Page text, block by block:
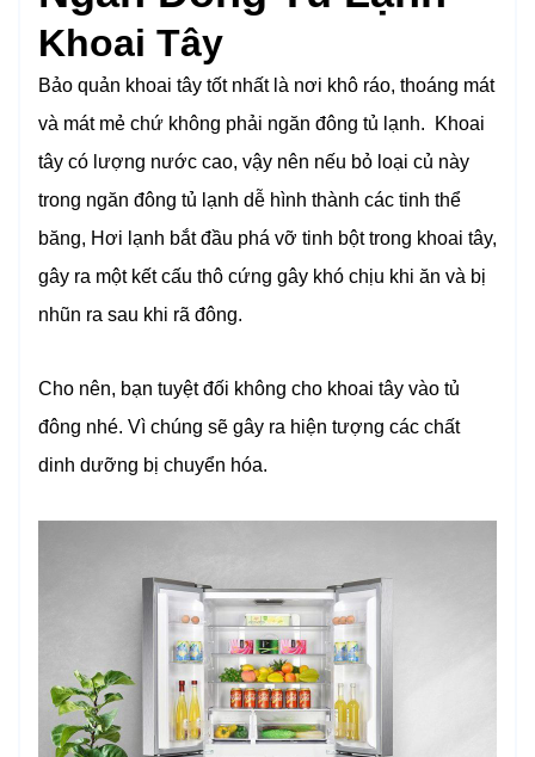
Khoai Tây
Bảo quản khoai tây tốt nhất là nơi khô ráo, thoáng mát
và mát mẻ chứ không phải ngăn đông tủ lạnh. Khoai
tây có lượng nước cao, vậy nên nếu bỏ loại củ này
trong ngăn đông tủ lạnh dễ hình thành các tinh thể
băng, Hơi lạnh bắt đầu phá vỡ tinh bột trong khoai tây,
gây ra một kết cấu thô cứng gây khó chịu khi ăn và bị
nhũn ra sau khi rã đông.
Cho nên, bạn tuyệt đối không cho khoai tây vào tủ
đông nhé. Vì chúng sẽ gây ra hiện tượng các chất
dinh dưỡng bị chuyển hóa.